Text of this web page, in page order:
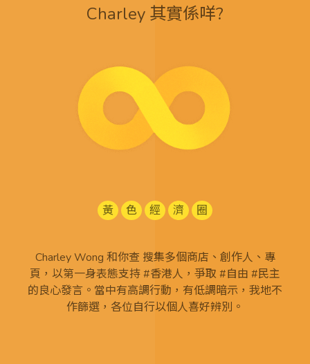
Charley 其實係咩?
黃 色 經 濟 圈
Charley Wong 和你查 搜集多個商店、創作人、專
頁，以第一身表態支持 #香港人，爭取 #自由 #民主
的良心發言。當中有高調行動，有低調暗示，我地不
作篩選，各位自行以個人喜好辨別。